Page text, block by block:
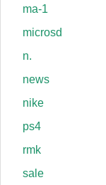
ma-1
microsd
n.
news
nike
ps4
rmk
sale